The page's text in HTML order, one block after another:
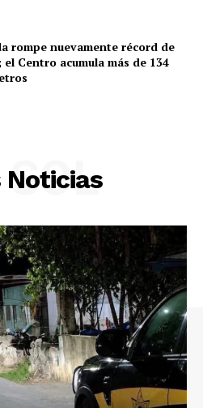
rompe nuevamente récord de
el Centro acumula más de 134
Noticias
SOL